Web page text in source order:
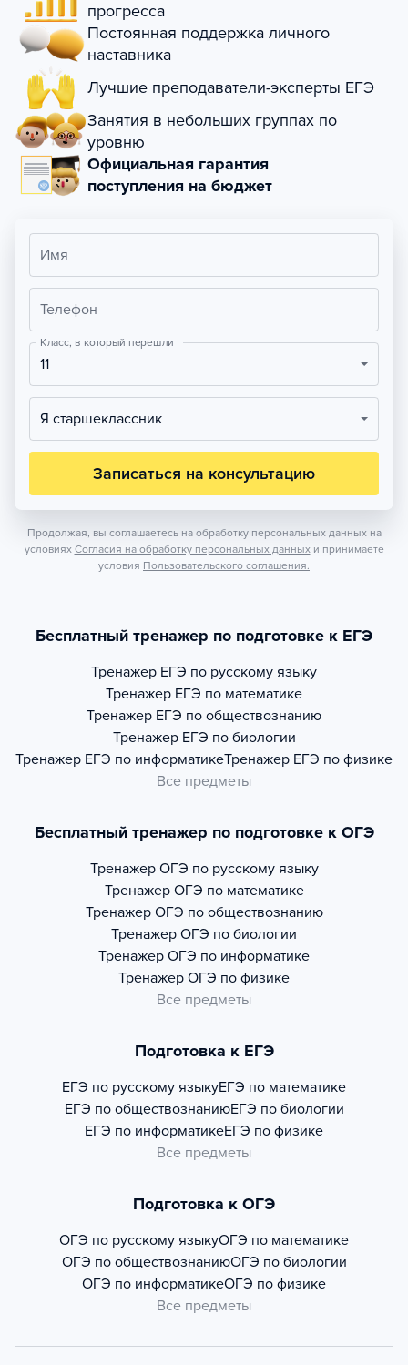
прогресса
Постоянная поддержка личного
наставника
Лучшие преподаватели-эксперты ЕГЭ
Занятия в небольших группах по
уровню
Официальная гарантия
поступления на бюджет
Имя
Телефон
Класс, в который перешли
11
Я старшеклассник
Записаться на консультацию
Продолжая, вы соглашаетесь на обработку персональных данных на
условиях Согласия на обработку персональных данных и принимаете
условия Пользовательского соглашения.
Бесплатный тренажер по подготовке к ЕГЭ
Тренажер ЕГЭ по русскому языку
Тренажер ЕГЭ по математике
Тренажер ЕГЭ по обществознанию
Тренажер ЕГЭ по биологии
Тренажер ЕГЭ по информатикеТренажер ЕГЭ по физике
Все предметы
Бесплатный тренажер по подготовке к ОГЭ
Тренажер ОГЭ по русскому языку
Тренажер ОГЭ по математике
Тренажер ОГЭ по обществознанию
Тренажер ОГЭ по биологии
Тренажер ОГЭ по информатике
Тренажер ОГЭ по физике
Все предметы
Подготовка к ЕГЭ
ЕГЭ по русскому языкуЕГЭ по математике
ЕГЭ по обществознаниюЕГЭ по биологии
ЕГЭ по информатикеЕГЭ по физике
Все предметы
Подготовка к ОГЭ
ОГЭ по русскому языкуОГЭ по математике
ОГЭ по обществознаниюОГЭ по биологии
ОГЭ по информатикеОГЭ по физике
Все предметы